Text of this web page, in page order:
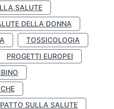
SALUTE
DELLA DONNA
TOSSICOLOGIA
PROGETTI EUROPEI
SULLA SALUTE